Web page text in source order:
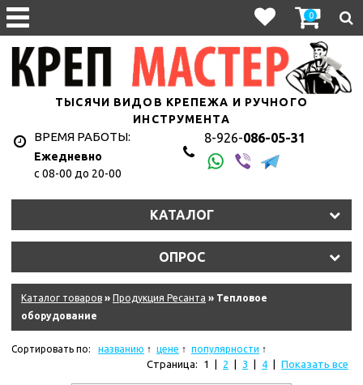
0
ТЫСЯЧИ ВИДОВ КРЕПЕЖА И РУЧНОГО
ИНСТРУМЕНТА
ВРЕМЯ РАБОТЫ:
Ежедневно
с 08-00 до 20-00
8-926-086-05-31
КАТАЛОГ
ОПРОС
Каталог товаров » Продукция Ресанта » Тепловое
оборудование
Сортировать по: названию цене популярности
Страница: 1 2 3 4 Показать все